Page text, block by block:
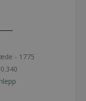
- 1775